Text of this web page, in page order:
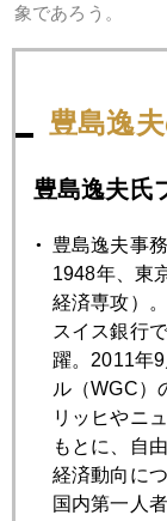
象であろう。
されました。写真
と、事務所のテラ
バッグ＆小物入
って、使い込ん
豊島逸
豊島逸夫氏
豊島逸夫事
1948年、東
経済専攻）
スイス銀行
躍。2011年
ル（WGC）
リッヒやニ
もとに、自
経済動向に
国内第一人